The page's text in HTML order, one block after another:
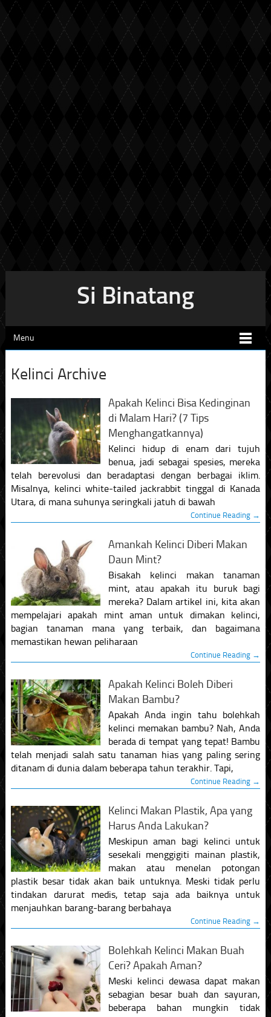
Si Binatang
Menu
Kelinci Archive
Apakah Kelinci Bisa Kedinginan
di Malam Hari? (7 Tips
Menghangatkannya)
Kelinci hidup di enam dari tujuh
benua, jadi sebagai spesies, mereka
telah berevolusi dan beradaptasi dengan berbagai iklim.
Misalnya, kelinci white-tailed jackrabbit tinggal di Kanada
Utara, di mana suhunya seringkali jatuh di bawah
Continue Reading →
Amankah Kelinci Diberi Makan
Daun Mint?
Bisakah kelinci makan tanaman
mint, atau apakah itu buruk bagi
mereka? Dalam artikel ini, kita akan
mempelajari apakah mint aman untuk dimakan kelinci,
bagian tanaman mana yang terbaik, dan bagaimana
memastikan hewan peliharaan
Continue Reading →
Apakah Kelinci Boleh Diberi
Makan Bambu?
Apakah Anda ingin tahu bolehkah
kelinci memakan bambu? Nah, Anda
berada di tempat yang tepat! Bambu
telah menjadi salah satu tanaman hias yang paling sering
ditanam di dunia dalam beberapa tahun terakhir. Tapi,
Continue Reading →
Kelinci Makan Plastik, Apa yang
Harus Anda Lakukan?
Meskipun aman bagi kelinci untuk
sesekali menggigiti mainan plastik,
makan atau menelan potongan
plastik besar tidak akan baik untuknya. Meski tidak perlu
tindakan darurat medis, tetap saja ada baiknya untuk
menjauhkan barang-barang berbahaya
Continue Reading →
Bolehkah Kelinci Makan Buah
Ceri? Apakah Aman?
Meski kelinci dewasa dapat makan
sebagian besar buah dan sayuran,
beberapa bahan mungkin tidak